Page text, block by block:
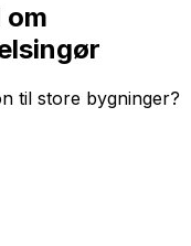
om
til store bygninger?